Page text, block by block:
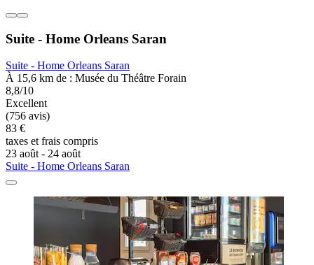
Suite - Home Orleans Saran
Suite - Home Orleans Saran
À 15,6 km de : Musée du Théâtre Forain
8,8/10
Excellent
(756 avis)
83 €
taxes et frais compris
23 août - 24 août
Suite - Home Orleans Saran